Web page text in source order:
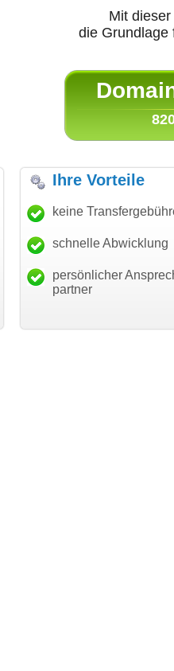
Mit
die
"Ich bin dankbar, meine
Wunschdomain gefunden zu
haben. Die Domain passt für
mein Business und mich
hundertprozentig."
Ihre Vorteile
keine
schnelle Abwicklung
persönlicher
partner